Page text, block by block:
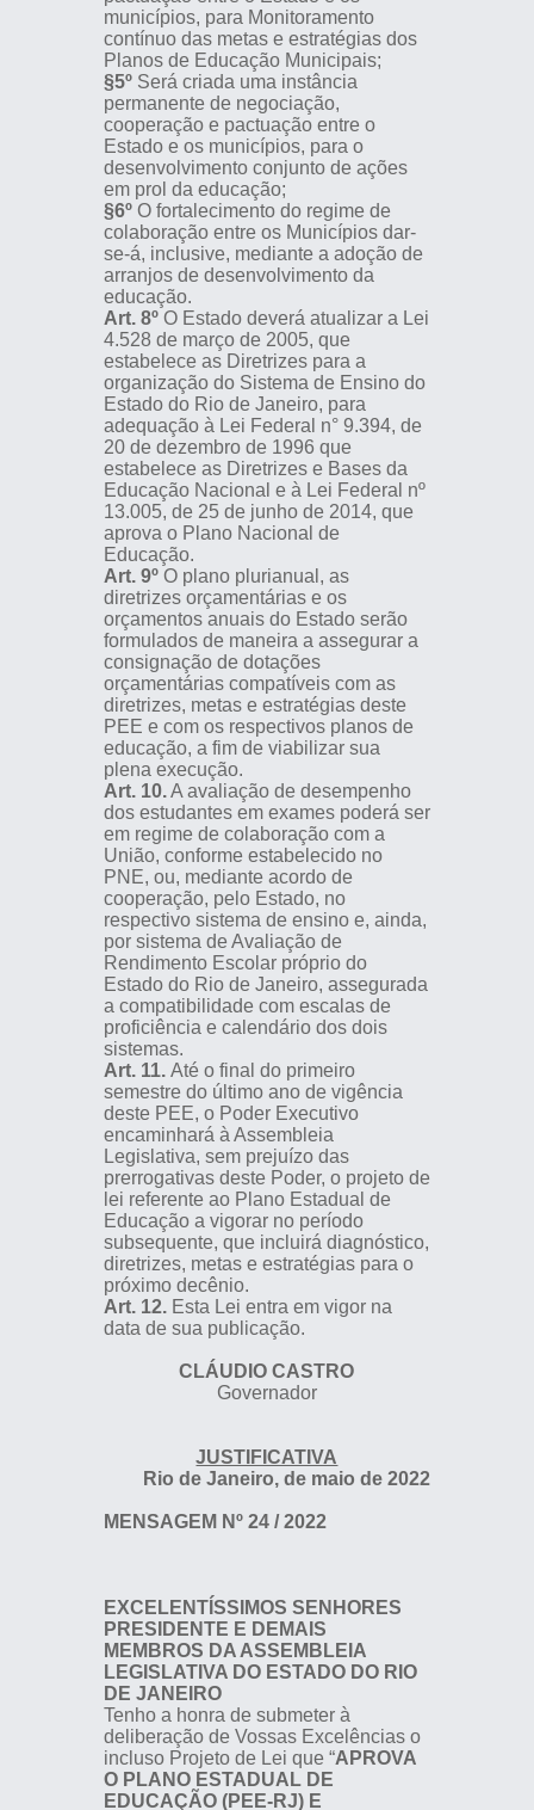
municípios, para Monitoramento
contínuo das metas e estratégias dos
Planos de Educação Municipais;
§5ºSerá criada uma instância
permanente de negociação,
cooperação e pactuação entre o
Estado e os municípios, para o
desenvolvimento conjunto de ações
em prol da educação;
§6ºO fortalecimento do regime de
colaboração entre os Municípios dar-
se-á, inclusive, mediante a adoção de
arranjos de desenvolvimento da
educação.
Art. 8º O Estado deverá atualizar a Lei
4.528 de março de 2005, que
estabelece as Diretrizes para a
organização do Sistema de Ensino do
Estado do Rio de Janeiro, para
adequação à Lei Federal n° 9.394, de
20 de dezembro de 1996 que
estabelece as Diretrizes e Bases da
Educação Nacional e à Lei Federal nº
13.005, de 25 de junho de 2014, que
aprova o Plano Nacional de
Educação.
Art. 9ºO plano plurianual, as
diretrizes orçamentárias e os
orçamentos anuais do Estado serão
formulados de maneira a assegurar a
consignação de dotações
orçamentárias compatíveis com as
diretrizes, metas e estratégias deste
PEE e com os respectivos planos de
educação, a fim de viabilizar sua
plena execução.
Art. 10.A avaliação de desempenho
dos estudantes em exames poderá ser
em regime de colaboração com a
União, conforme estabelecido no
PNE, ou, mediante acordo de
cooperação, pelo Estado, no
respectivo sistema de ensino e, ainda,
por sistema de Avaliação de
Rendimento Escolar próprio do
Estado do Rio de Janeiro, assegurada
a compatibilidade com escalas de
proficiência e calendário dos dois
sistemas.
Art. 11. Até o final do primeiro
semestre do último ano de vigência
deste PEE, o Poder Executivo
encaminhará à Assembleia
Legislativa, sem prejuízo das
prerrogativas deste Poder, o projeto de
lei referente ao Plano Estadual de
Educação a vigorar no período
subsequente, que incluirá diagnóstico,
diretrizes, metas e estratégias para o
próximo decênio.
Art. 12. Esta Lei entra em vigor na
data de sua publicação.
CLÁUDIO CASTRO
Governador
JUSTIFICATIVA
Rio de Janeiro, de maio de 2022
MENSAGEM Nº 24 / 2022
EXCELENTÍSSIMOS SENHORES
PRESIDENTE E DEMAIS
MEMBROS DA ASSEMBLEIA
LEGISLATIVA DO ESTADO DO RIO
DE JANEIRO
Tenho a honra de submeter à
deliberação de Vossas Excelências o
incluso Projeto de Lei que “APROVA
O PLANO ESTADUAL DE
EDUCAÇÃO (PEE-RJ) E